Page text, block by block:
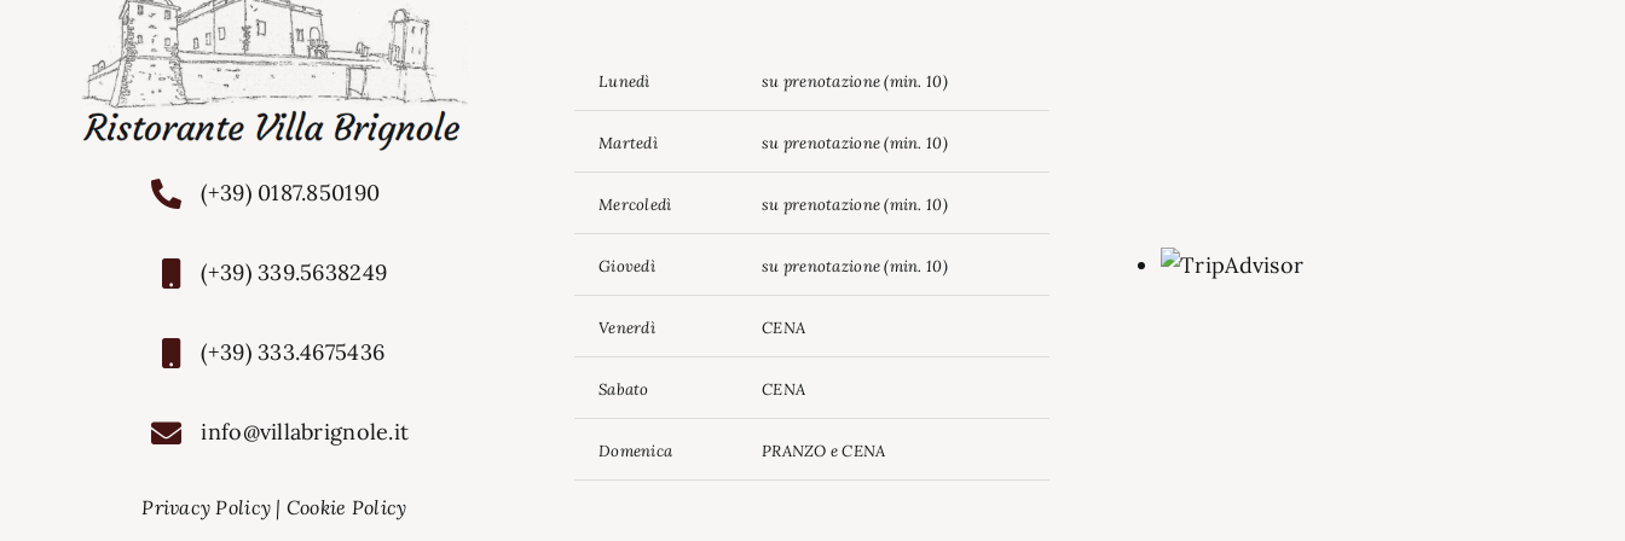
(+39) 0187.850190
(+39) 339.5638249
(+39) 333.4675436
info@villabrignole.it
Privacy Policy | Cookie Policy
Lunedì su prenotazione (min. 10)
Martedì su prenotazione (min. 10)
Mercoledì su prenotazione (min. 10)
Giovedì su prenotazione (min. 10)
Venerdì CENA
Sabato CENA
Domenica PRANZO e CENA